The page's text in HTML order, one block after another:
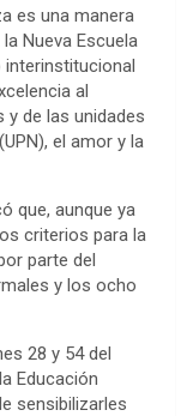
es una manera
Nueva Escuela
interinstitucional
al
de las unidades
el amor y la
que, aunque ya
criterios para la
parte del
y los ocho
28 y 54 del
Educación
sensibilizarles